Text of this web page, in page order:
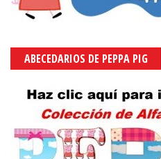
ABECEDARIOS DE PEPPA PIG